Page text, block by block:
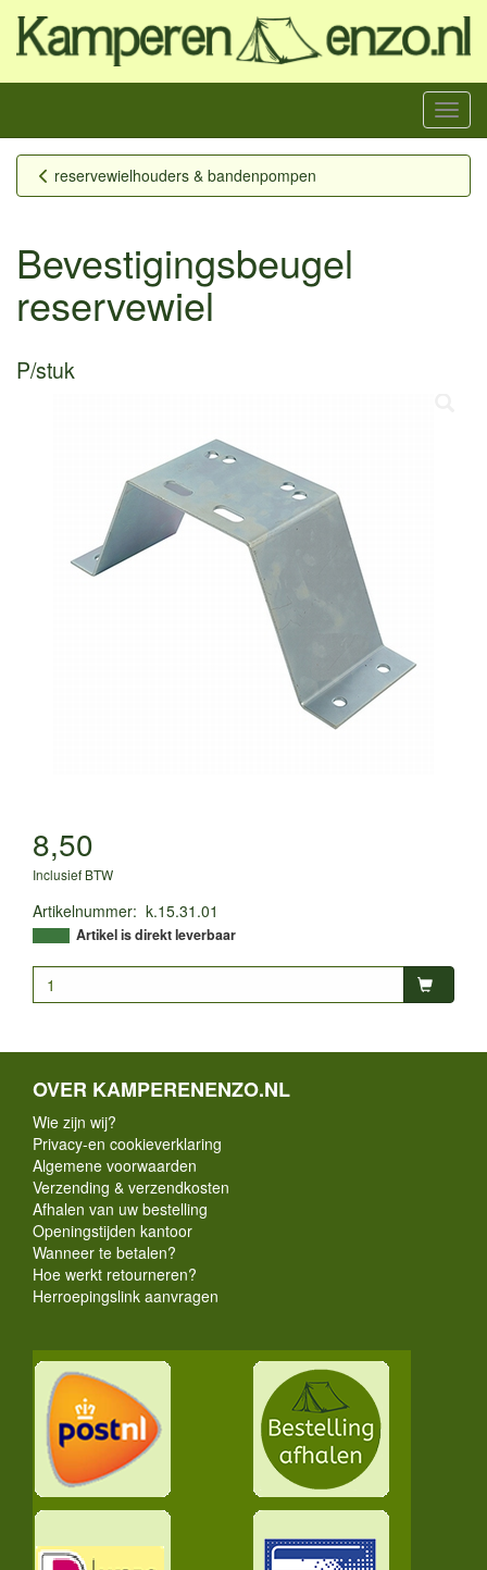
Menu
reservewielhouders & bandenpompen
Bevestigingsbeugel
reservewiel
P/stuk
8,50
Inclusief BTW
Artikelnummer: k.15.31.01
Artikel is direkt leverbaar
OVER KAMPERENENZO.NL
Wie zijn wij?
Privacy-en cookieverklaring
Algemene voorwaarden
Verzending & verzendkosten
Afhalen van uw bestelling
Openingstijden kantoor
Wanneer te betalen?
Hoe werkt retourneren?
Herroepingslink aanvragen